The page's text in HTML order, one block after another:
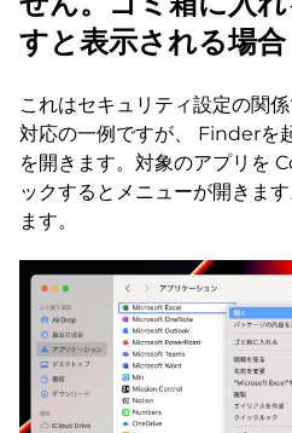
すと表示される場合
これはセキュリティ設定の関
対応の一例ですが、 Finderを
を開きます。対象のアプリを
ックするとメニューが開きま
ます。